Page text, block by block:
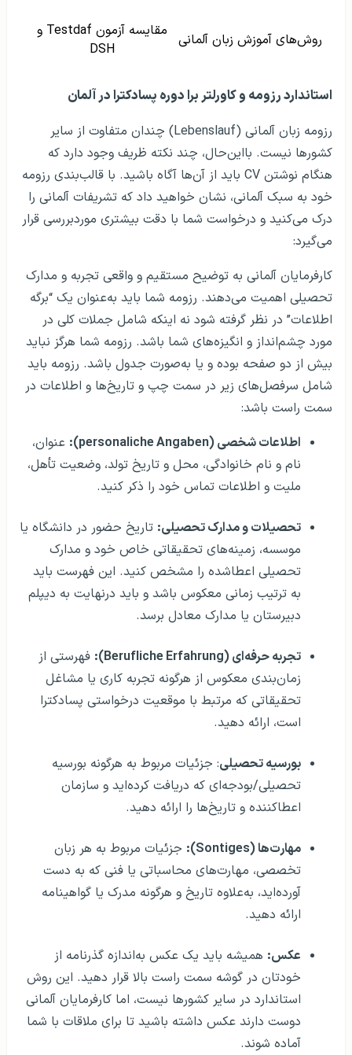
روش‌های آموزش زبان آلمانی
مقایسه آزمون Testdaf و
DSH
استاندارد رزومه و کاورلتر برا دوره پسادکترا در آلمان
رزومه زبان آلمانی (Lebenslauf) چندان متفاوت از سایر
کشورها نیست. بااین‌حال، چند نکته ظریف وجود دارد که
هنگام نوشتن CV باید از آن‌ها آگاه باشید. با قالب‌بندی رزومه
خود به سبک آلمانی، نشان خواهید داد که تشریفات آلمانی را
درک می‌کنید و درخواست شما با دقت بیشتری موردبررسی قرار
می‌گیرد:
کارفرمایان آلمانی به توضیح مستقیم و واقعی تجربه و مدارک
تحصیلی اهمیت می‌دهند. رزومه شما باید به‌عنوان یک “برگه
اطلاعات” در نظر گرفته شود نه اینکه شامل جملات کلی در
مورد چشم‌انداز و انگیزه‌های شما باشد. رزومه شما هرگز نباید
بیش از دو صفحه بوده و یا به‌صورت جدول باشد. رزومه باید
شامل سرفصل‌های زیر در سمت چپ و تاریخ‌ها و اطلاعات در
سمت راست باشد:
اطلاعات شخصی (personaliche Angaben)
: عنوان،
نام و نام خانوادگی، محل و تاریخ تولد، وضعیت تأهل،
ملیت و اطلاعات تماس خود را ذکر کنید.
تحصیلات و مدارک تحصیلی: تاریخ حضور در دانشگاه یا
موسسه، زمینه‌های تحقیقاتی خاص خود و مدارک
تحصیلی اعطاشده را مشخص کنید. این فهرست باید
به ترتیب زمانی معکوس باشد و باید درنهایت به دیپلم
دبیرستان یا مدارک معادل برسد.
تجربه حرفه‌ای (Berufliche Erfahrung):
فهرستی از
زمان‌بندی معکوس از هرگونه تجربه کاری یا مشاغل
تحقیقاتی که مرتبط با موقعیت درخواستی پسادکترا
است، ارائه دهید.
بورسیه تحصیلی: جزئیات مربوط به هرگونه بورسیه
تحصیلی/بودجه‌ای که دریافت کرده‌اید و سازمان
اعطاکننده و تاریخ‌ها را ارائه دهید.
مهارت‌ها (Sontiges):
جزئیات مربوط به هر زبان
تخصصی، مهارت‌های محاسباتی یا فنی که به دست
آورده‌اید، به‌علاوه تاریخ و هرگونه مدرک یا گواهینامه
ارائه دهید.
عکس: همیشه باید یک عکس به‌اندازه گذرنامه از
خودتان در گوشه سمت راست بالا قرار دهید. این روش
استاندارد در سایر کشورها نیست، اما کارفرمایان آلمانی
دوست دارند عکس داشته باشید تا برای ملاقات با شما
آماده شوند.